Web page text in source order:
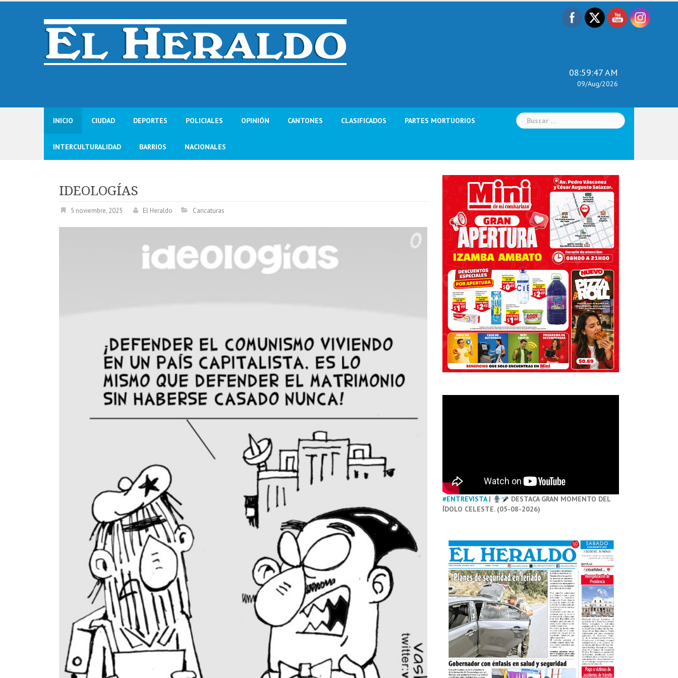
Skip
08:59:48 AM
09/Aug/2026
INICIO CIUDAD DEPORTES POLICIALES OPINIÓN CANTONES CLASIFICADOS PARTES MORTUORIOS
INTERCULTURALIDAD BARRIOS NACIONALES
Buscar:
IDEOLOGÍAS
5 noviembre, 2025 El Heraldo Caricaturas
#ENTREVISTA|
DESTACA GRAN MOMENTO DEL
ÍDOLO CELESTE. (05-08-2026)